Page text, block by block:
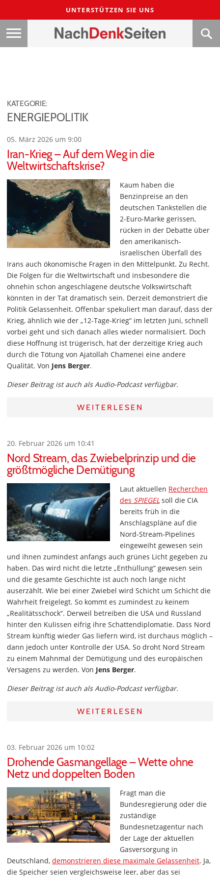
UNTERSTÜTZEN SIE UNS
KATEGORIE:
ENERGIEPOLITIK
05. März 2026 um 9:00
Iran-Krieg – Auf dem Weg in die
Weltwirtschaftskrise?
Kaum haben die
Benzinpreise an den
deutschen Tankstellen die
2-Euro-Marke gerissen,
rücken in der Debatte über
den amerikanisch-
israelischen Überfall des
Irans auch ökonomische Fragen in den Mittelpunkt. Zu Recht.
Die Folgen für die Weltwirtschaft und insbesondere die
ohnehin schon angeschlagene deutsche Volkswirtschaft
könnten in der Tat dramatisch sein. Derzeit demonstriert die
Politik Gelassenheit. Offenbar spekuliert man darauf, dass der
Krieg, ähnlich wie der „12-Tage-Krieg“ im letzten Juni, schnell
vorbei geht und sich danach alles wieder normalisiert. Doch
diese Hoffnung ist trügerisch, hat der derzeitige Krieg auch
durch die Tötung von Ajatollah Chamenei eine andere
Qualität. Von Jens Berger.
Dieser Beitrag ist auch als Audio-Podcast verfügbar.
WEITERLESEN
20. Februar 2026 um 10:41
Nord Stream, das Zwiebelprinzip und die
größtmögliche Demütigung
Laut aktuellen Recherchen
des SPIEGEL soll die CIA
bereits früh in die
Anschlagspläne auf die
Nord-Stream-Pipelines
eingeweiht gewesen sein
und ihnen zumindest anfangs auch grünes Licht gegeben zu
haben. Das wird nicht die letzte „Enthüllung“ gewesen sein
und die gesamte Geschichte ist auch noch lange nicht
auserzählt. Wie bei einer Zwiebel wird Schicht um Schicht die
Wahrheit freigelegt. So kommt es zumindest zu keinem
„Realitätsschock“. Derweil betreiben die USA und Russland
hinter den Kulissen eifrig ihre Schattendiplomatie. Dass Nord
Stream künftig wieder Gas liefern wird, ist durchaus möglich –
dann jedoch unter Kontrolle der USA. So droht Nord Stream
zu einem Mahnmal der Demütigung und des europäischen
Versagens zu werden. Von Jens Berger.
Dieser Beitrag ist auch als Audio-Podcast verfügbar.
WEITERLESEN
03. Februar 2026 um 10:02
Drohende Gasmangellage – Wette ohne
Netz und doppelten Boden
Fragt man die
Bundesregierung oder die
zuständige
Bundesnetzagentur nach
der Lage der aktuellen
Gasversorgung in
Deutschland, demonstrieren diese maximale Gelassenheit. Ja,
die Speicher seien vergleichsweise leer, aber das sei